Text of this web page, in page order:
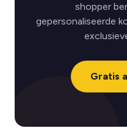
shopper
gepersonaliseerde
Gratis